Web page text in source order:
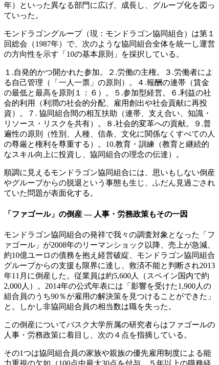
年）といった異なる部門に広げ、成長し、グループ化を図っ
ていった。
モンドラゴングループ（現：モンドラゴン協同組合）は第１
回総会（1987年）で、次のような協同組合全体を統一し運営
の方向性を示す「10の基本原則」を採択している。
１.自発的かつ開かれた参加。２.労働の主権。３.労働者によ
る自己管理（「一人一票」の原則）。４.報酬の連帯（賃金
の最低と最高を原則１：６）。５.参加型経営。６.利益の社
会的利用（利潤の社会的分配、雇用創出や社会貢献に再投
資）。７. 協同組合間の相互扶助（連帯、支え合い、知識・
リソース・リスクを共有）。８.社会的変革への貢献。９.普
遍性の原則（性別、人種、信条、文化に関係なくすべての人
の尊厳と権利を尊重する）。10.教育・訓練（教育と継続的
なスキル向上に投資し、協同組合の理念の伝達）。
順調に見えるモンドラゴン協同組合には、思いもしない倒産
やグループからの脱退という事態も生じ、ふだん見過ごされ
ていた問題が表面化する。
「ファゴール」の倒産 ― 人事・労務政策もその一因
モンドラゴン協同組合の発祥で我々の調査対象となった「フ
ァゴール」が2008年のリーマンショック以降、売上が急減、
約10億ユーロの債務を抱え経営破綻、モンドラゴン協同組合
グループからの支援も限界に達し、救済不能と判断され2013
年11月に倒産した。従業員は約5,600人（スペイン国内で約
2,000人）。2014年の公式年表には「影響を受けた1,900人の
組合員のうち90％が雇用の解決策を見つけることができた」
と。しかし非協同組合員の相当数は職を失った。
この倒産についてバスク大学所属の研究者らはファゴールの
人事・労務政策に着目し、次の４点を指摘している。
その1つは協同組合員の家族や親族の優先雇用制度による能
力重視の欠如（100点中最大30点を付与。５年以上の職務経